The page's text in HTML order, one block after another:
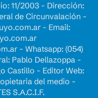
11/2003 - Dirección:
de Circunvalación -
- Email:
- Whatsapp: (054)
Pablo Dellazoppa -
Castillo - Editor Web:
del medio -
S.A.C.I.F.